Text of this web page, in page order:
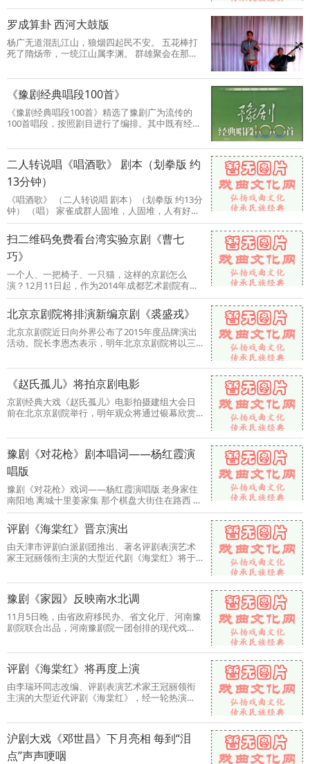
罗成算卦 西河大鼓版
杨广无道混乱江山，狼烟四起民不安。 五花棒打
死了隋炀帝，一统江山属李渊。 群雄聚会在那瓦
《豫剧经典唱段100首》
《豫剧经典唱段100首》精选了豫剧广为流传的
100首唱段，按照剧目进行了编排。其中既有经典
二人转说唱《唱酒歌》 剧本（划拳版 约
13分钟）
《唱酒歌》 （二人转说唱 剧本）（划拳版 约13分
钟） （唱） 家雀成群人固堆，人固堆，人有好事
心里美。 家雀成群人固
扫二维码免费看台湾实验京剧《曹七
巧》
一个人、一把椅子、一只猫，这样的京剧怎么
演？12月11日起，作为2014年成都艺术剧院有限
责任公司冬季戏剧展的参展剧目
北京京剧院将排演新编京剧《裘盛戎》
北京京剧院近日向外界公布了2015年度品牌演出
活动。院长李恩杰表示，明年北京京剧院将以三
《赵氏孤儿》将拍京剧电影
京剧经典大戏《赵氏孤儿》电影拍摄建组大会日
前在北京京剧院举行，明年观众将通过银幕欣赏
​豫剧《对花枪》剧本唱词——杨红霞演
唱版
豫剧《对花枪》戏词——杨红霞演唱版 老身家住
南阳地 离城十里姜家集 那个棋盘大街住在路西 老
爹爹自幼爱武艺 老母亲
评剧《海棠红》晋京演出
由天津市评剧白派剧团推出、著名评剧表演艺术
家王冠丽领衔主演的大型近代剧《海棠红》将于
豫剧《家园》反映南水北调
11月5日晚，由省政府移民办、省文化厅、河南豫
剧院联合出品，河南豫剧院一团创排的现代戏
评剧《海棠红》将再度上演
由李瑞环同志改编、评剧表演艺术家王冠丽领衔
主演的大型近代评剧《海棠红》，经一轮热演
沪剧大戏《邓世昌》下月亮相 每到“泪
点”声声哽咽